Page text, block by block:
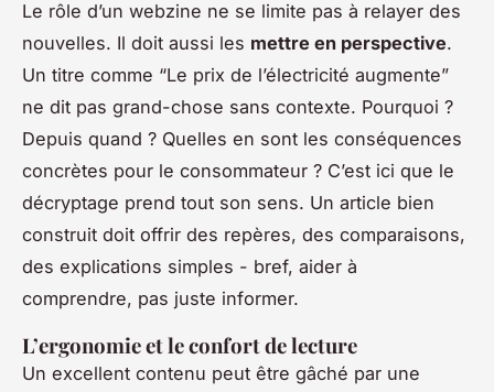
Le rôle d’un webzine ne se limite pas à relayer des
nouvelles. Il doit aussi les mettre en perspective.
Un titre comme “Le prix de l’électricité augmente”
ne dit pas grand-chose sans contexte. Pourquoi ?
Depuis quand ? Quelles en sont les conséquences
concrètes pour le consommateur ? C’est ici que le
décryptage prend tout son sens. Un article bien
construit doit offrir des repères, des comparaisons,
des explications simples - bref, aider à
comprendre, pas juste informer.
L’ergonomie et le confort de lecture
Un excellent contenu peut être gâché par une